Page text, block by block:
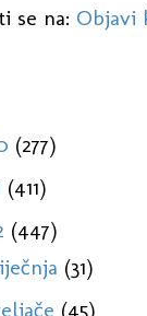
se na: Objavi
(277)
(411)
(447)
(31)
(45)